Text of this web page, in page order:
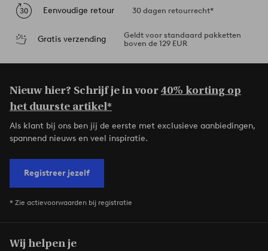
Eenvoudige retour 30 dagen retourrecht*
Gratis verzending
Geldt voor standaard pakketten
boven de 129 EUR
Nieuw hier? Schrijf je in voor40% korting op
het duurste artikel*
Als klant bij ons ben jij de eerste met exclusieve aanbiedingen,
spannend nieuws en veel inspiratie.
Registreer jezelf
* Zie actievoorwaarden bij registratie
Wij helpen je